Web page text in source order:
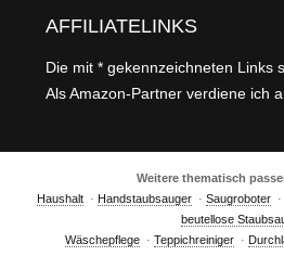
AFFILIATELINKS
Die mit * gekennzeichneten Links
Als Amazon-Partner verdiene ich
Weitere thematisch
Haushalt· Handstaubsauger· Saugroboter·
beutellose
Wäschepflege· Teppichreiniger·